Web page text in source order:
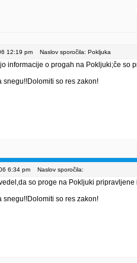
12:19 pm Naslov sporočila: Pokljuka
informacije o progah na Pokljuki;če so
snegu!!Dolomiti so res zakon!
6:34 pm Naslov sporočila:
so proge na Pokljuki
snegu!!Dolomiti so res zakon!